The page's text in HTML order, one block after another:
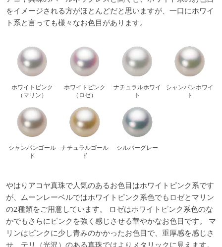
をイメージされる方がほとんどだと思いますが、一口にホワイ
ト系と言っても様々なお色目があります。
ホワイトピンク
（マリン）
ホワイトピンク
（ロゼ）
ナチュラルホワイ
ト
シャンパンホワイ
ト
シャンパンゴール
ド
ナチュラルゴール
ド
シルバーグレー
やはりアコヤ真珠で人気のあるお色目はホワイトピンク系です
が、ムーンレーベルではホワイトピンク系色でもロゼとマリン
の2種類をご用意しています。 ロゼはホワイトピンク系色のな
かでもさらにピンクを強く感じさせる華やかなお色目です。 マ
リンはピンクに少し青みのかかったお色目で、重厚感を感じさ
せ、テリ（光沢）のある真珠ではよりメタリックに見えます。